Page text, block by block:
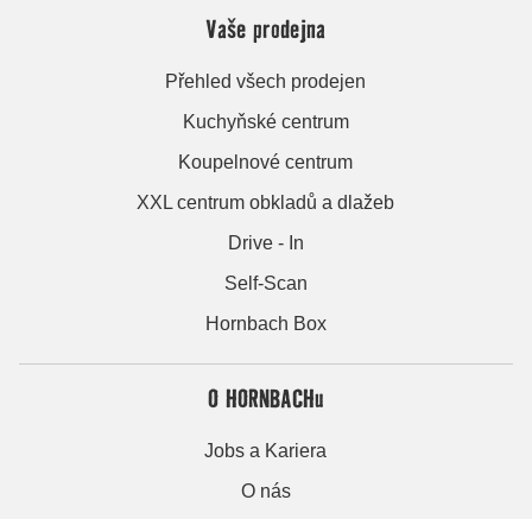
Vaše prodejna
Přehled všech prodejen
Kuchyňské centrum
Koupelnové centrum
XXL centrum obkladů a dlažeb
Drive - In
Self-Scan
Hornbach Box
O HORNBACHu
Jobs a Kariera
O nás